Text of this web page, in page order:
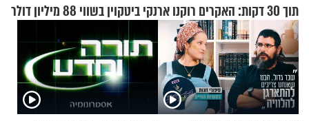
תוך 30 דקות: האקרים רוקנו ארנקי ביטקוין בשווי 88 מיליון דולר